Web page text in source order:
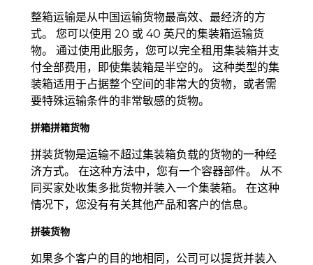
整箱运输是从中国运输货物最高效、最经济的方
式。 您可以使用 20 或 40 英尺的集装箱运输货
物。 通过使用此服务，您可以完全租用集装箱并支
付全部费用，即使集装箱是半空的。 这种类型的集
装箱适用于占据整个空间的非常大的货物，或者需
要特殊运输条件的非常敏感的货物。
拼箱拼箱货物
拼装货物是运输不超过集装箱负载的货物的一种经
济方式。 在这种方法中，您有一个容器部件。 从不
同买家处收集多批货物并装入一个集装箱。 在这种
情况下，您没有有关其他产品和客户的信息。
拼装货物
如果多个客户的目的地相同，公司可以提货并装入